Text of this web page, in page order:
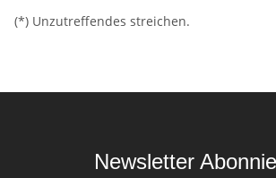
(*) Unzutreffendes streichen.
Newsletter